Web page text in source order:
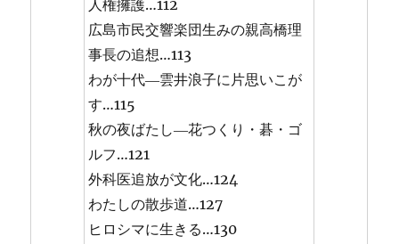
人権擁護…112
広島市民交響楽団生みの親高橋理
事長の追想…113
わが十代―雲井浪子に片思いこが
す…115
秋の夜ばたし―花つくり・碁・ゴ
ルフ…121
外科医追放が文化…124
わたしの散歩道…127
ヒロシマに生きる…130